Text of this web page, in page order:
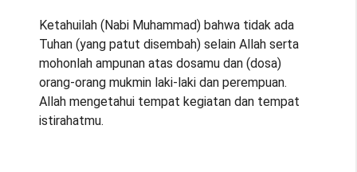
Ketahuilah (Nabi Muhammad) bahwa tidak ada
Tuhan (yang patut disembah) selain Allah serta
mohonlah ampunan atas dosamu dan (dosa)
orang-orang mukmin laki-laki dan perempuan.
Allah mengetahui tempat kegiatan dan tempat
istirahatmu.